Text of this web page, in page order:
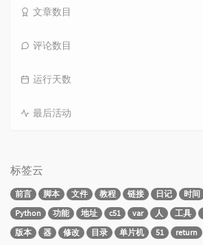
文章数目
评论数目
运行天数
最后活动
标签云
前言 脚本 文件 教程 链接 日记 时间
Python
功能 地址 c51 var 人 工具
版本
器 修改 目录 单片机 51 return